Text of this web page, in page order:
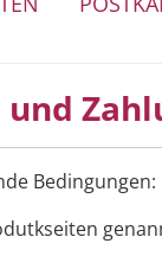
Bedingungen: